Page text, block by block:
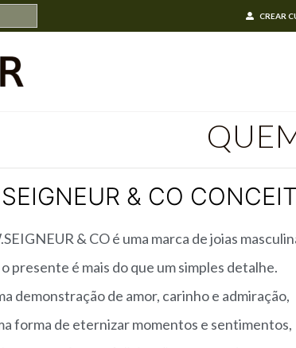
CREAR
& CO
& CO é uma marca de joias
presente é mais do que um simples detalhe.
demonstração de amor, carinho e admiração,
forma de eternizar momentos e sentimentos,